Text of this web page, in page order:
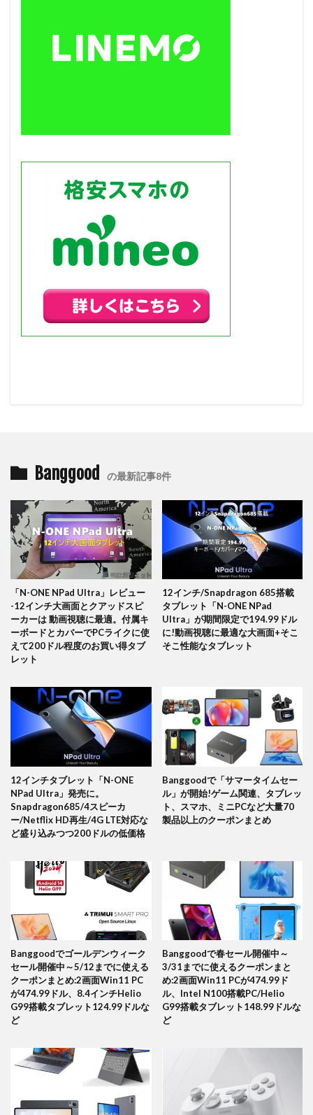
Banggood の最新記事8件
「N-ONE NPad Ultra」レビュー
-12インチ大画面とクアッドスピ
ーカーは 動画視聴に最適。付属キ
ーボードとカバーでPCライクに使
えて200ドル程度のお買い得タブ
レット
12インチ/Snapdragon 685搭載
タブレット「N-ONE NPad
Ultra」が期間限定で194.99ドル
に!動画視聴に最適な大画面+そこ
そこ性能なタブレット
12インチタブレット「N-ONE
NPad Ultra」発売に。
Snapdragon685/4スピーカ
ー/Netflix HD再生/4G LTE対応な
ど盛り込みつつ200ドルの低価格
Banggoodで「サマータイムセー
ル」が開始!ゲーム関連、タブレッ
ト、スマホ、ミニPCなど大量70
製品以上のクーポンまとめ
Banggoodでゴールデンウィーク
セール開催中～5/12までに使える
クーポンまとめ:2画面Win11 PC
が474.99ドル、8.4インチHelio
G99搭載タブレット124.99ドルな
ど
Banggoodで春セール開催中～
3/31までに使えるクーポンまと
め:2画面Win11 PCが474.99ド
ル、Intel N100搭載PC/Helio
G99搭載タブレット148.99ドルな
ど